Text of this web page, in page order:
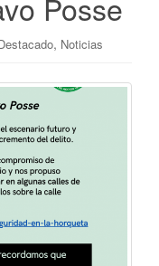
, Noticias